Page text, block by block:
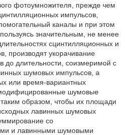
фотоумножителя, прежде чем
импульсов,
каналы и при этом
значительным, не менее
сцинтилляционных и
производят укорачивание
до длительности, соизмеримой с
шумовых импульсов, а
или время-вариантных
шумовые
образом, чтобы их площади
лавинных шумовых
со
и лавинными шумовыми